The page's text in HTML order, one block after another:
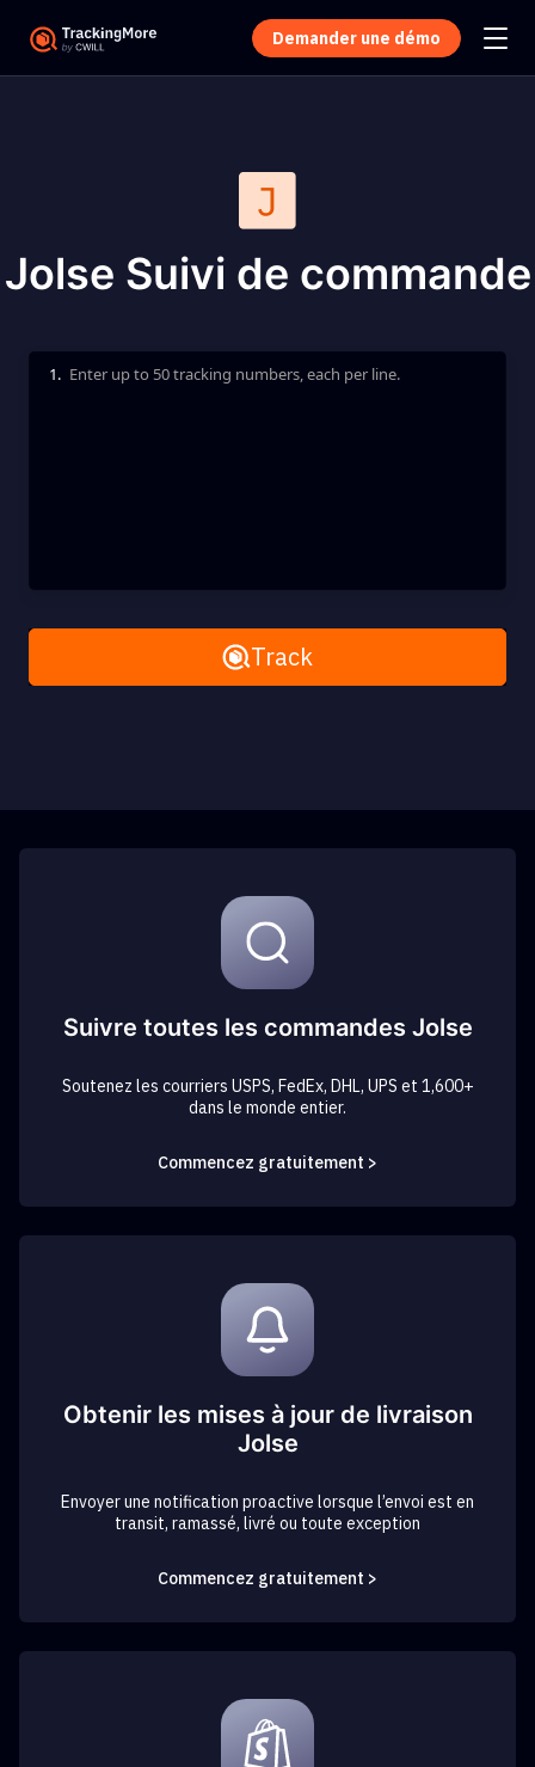
Demander une démo
Jolse Suivi de commande
Enter up to 50 tracking numbers, each per line.
1.
Remove AllTrack
Suivre toutes les commandes Jolse
Soutenez les courriers USPS, FedEx, DHL, UPS et 1,600+
dans le monde entier.
Commencez gratuitement >
Obtenir les mises à jour de livraison
Jolse
Envoyer une notification proactive lorsque l’envoi est en
transit, ramassé, livré ou toute exception
Commencez gratuitement >